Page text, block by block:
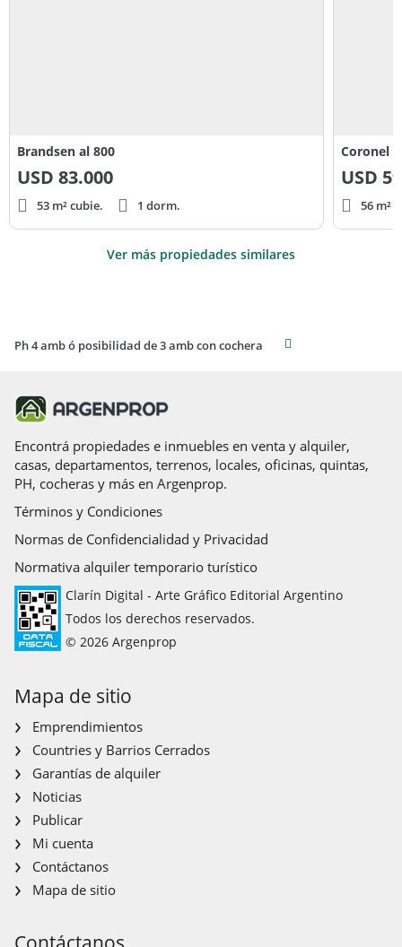
Brandsen al 800
USD 83.000
53 m² cubie. 1 dorm.
Coronel
USD
56 m²
Ver más propiedades similares
Ph 4 amb ó posibilidad de 3 amb con cochera
Encontrá propiedades e inmuebles en venta y alquiler,
casas, departamentos, terrenos, locales, oficinas, quintas,
PH, cocheras y más en Argenprop.
Términos y Condiciones
Normas de Confidencialidad y Privacidad
Normativa alquiler temporario turístico
Clarín Digital - Arte Gráfico Editorial Argentino
Todos los derechos reservados.
© 2026 Argenprop
Mapa de sitio
Emprendimientos
Countries y Barrios Cerrados
Garantías de alquiler
Noticias
Publicar
Mi cuenta
Contáctanos
Mapa de sitio